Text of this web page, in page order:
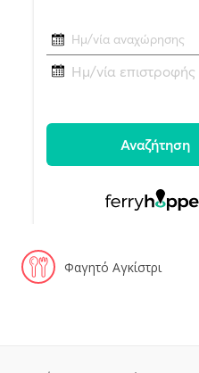
Φαγητό Αγκίστρι